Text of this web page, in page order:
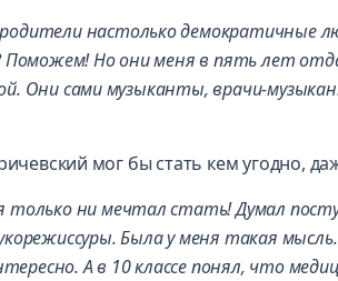
настолько демократичные
Но они меня в пять лет
Они сами музыканты, врачи-
мог бы стать кем угодно,
только ни мечтал стать! Думал
Была у меня такая
А в 10 классе понял, что